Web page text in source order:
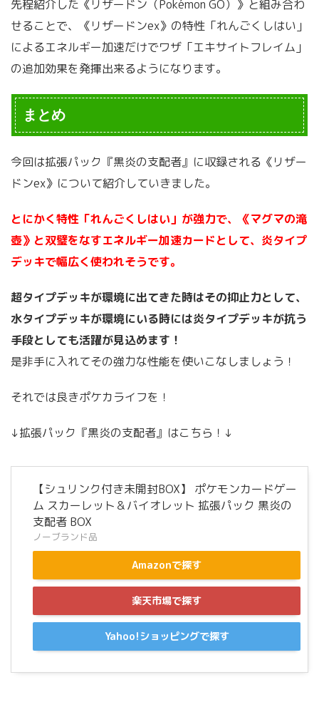
先程紹介した《リザードン（Pokémon GO）》と組み合わ
せることで、《リザードンex》の特性「れんごくしはい」
によるエネルギー加速だけでワザ「エキサイトフレイム」
の追加効果を発揮出来るようになります。
まとめ
今回は拡張パック『黒炎の支配者』に収録される《リザー
ドンex》について紹介していきました。
とにかく特性「れんごくしはい」が強力で、《マグマの滝
壺》と双璧をなすエネルギー加速カードとして、炎タイプ
デッキで幅広く使われそうです。
超タイプデッキが環境に出てきた時はその抑止力として、
水タイプデッキが環境にいる時には炎タイプデッキが抗う
手段としても活躍が見込めます！
是非手に入れてその強力な性能を使いこなしましょう！
それでは良きポケカライフを！
↓拡張パック『黒炎の支配者』はこちら！↓
【シュリンク付き未開封BOX】 ポケモンカードゲー
ム スカーレット＆バイオレット 拡張パック 黒炎の
支配者 BOX
ノーブランド品
Amazonで探す
楽天市場で探す
Yahoo!ショッピングで探す